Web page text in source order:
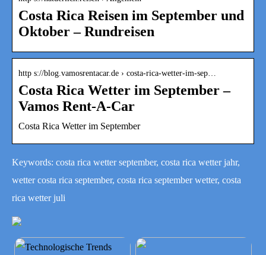
Costa Rica Reisen im September und
Oktober – Rundreisen
http s://blog.vamosrentacar.de › costa-rica-wetter-im-sep…
Costa Rica Wetter im September –
Vamos Rent-A-Car
Costa Rica Wetter im September
Keywords: costa rica wetter september, costa rica wetter jahr,
wetter costa rica september, costa rica september wetter, costa
rica wetter juli